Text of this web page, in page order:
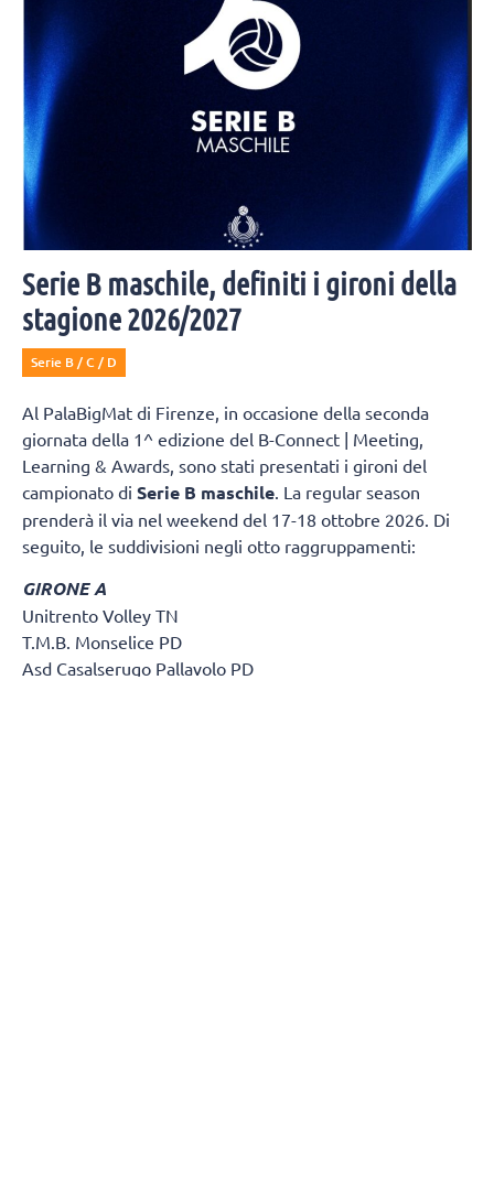
Serie B maschile, definiti i gironi della
stagione 2026/2027
Serie B / C / D
Al PalaBigMat di Firenze, in occasione della seconda
giornata della 1^ edizione del B-Connect | Meeting,
Learning & Awards, sono stati presentati i gironi del
campionato di Serie B maschile . La regular season
prenderà il via nel weekend del 17-18 ottobre 2026. Di
seguito, le suddivisioni negli otto raggruppamenti:
GIRONE A
Unitrento Volley TN
T.M.B. Monselice PD
Asd Casalserugo Pallavolo PD